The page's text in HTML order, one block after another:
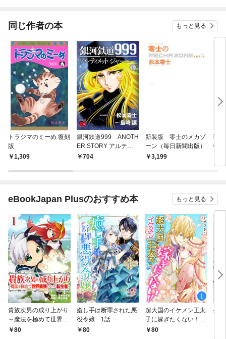
同じ作者の本 もっと見る
トラジマのミーめ 復刻
版
1,309
銀河鉄道999 ANOTH
ER STORY アルティ
メットジャーニー 1
704
新装版 零士のメカゾ
ーン（毎日新聞出版）
3,199
戦
0
eBookJapan Plusのおすすめ本 もっと見る
貴族次男の成り上がり
～魔法を極めて世界最
強になった転生者～
80
癒し手は断罪された悪
役令嬢 1話
80
超大国のイケメン王太
子に嫁ぎたくない！！
1話
80
生
パ